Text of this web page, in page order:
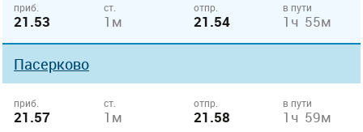
приб.
21.53
ст.
1м
отпр.
21.54
в пути
1ч 55м
Пасерково
приб.
21.57
ст.
1м
отпр.
21.58
в пути
1ч 59м